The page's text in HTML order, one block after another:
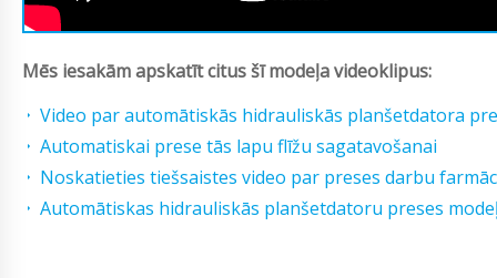
Mēs iesakām apskatīt citus šī modeļa videoklipus:
Video par automātiskās hidrauliskās planšetdatora
Automatiskai prese tās lapu flīžu sagatavošanai
Noskatieties tiešsaistes video par preses darbu
Automātiskas hidrauliskās planšetdatoru preses